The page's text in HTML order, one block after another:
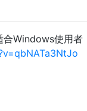
合Windows使用者